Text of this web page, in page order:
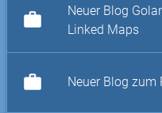
work
Neuer Blog
Linked Maps
work Neuer Blog zum